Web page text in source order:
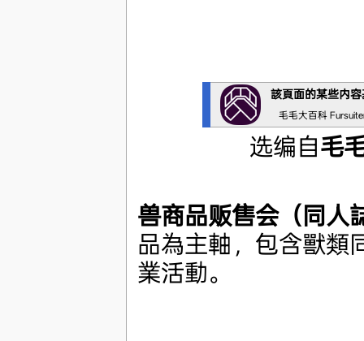
該頁面的某些内
毛毛大百科
选编自毛
兽商品贩售会（同人
品為主軸，包含獸類
業活動。